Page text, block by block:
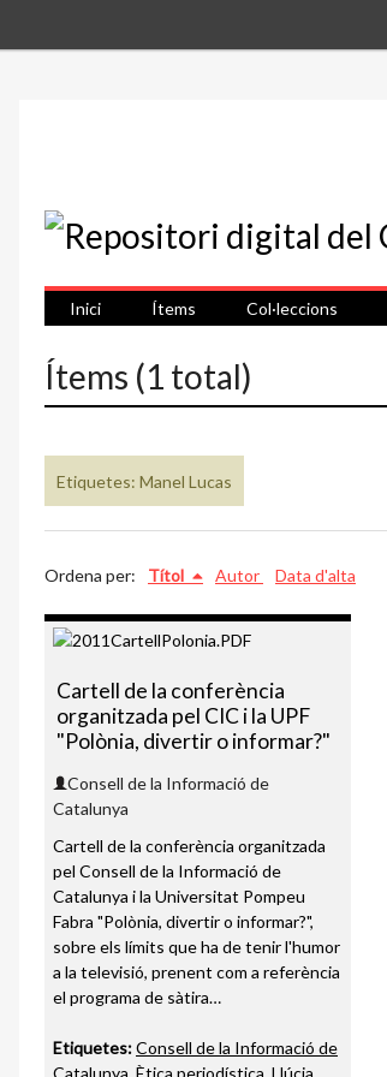
Inici Ítems Col·leccions
Ítems (1 total)
Etiquetes: Manel Lucas
Ordena per: Títol Autor Data d'alta
Cartell de la conferència
organitzada pel CIC i la UPF
"Polònia, divertir o informar?"
Consell de la Informació de
Catalunya
Cartell de la conferència organitzada
pel Consell de la Informació de
Catalunya i la Universitat Pompeu
Fabra "Polònia, divertir o informar?",
sobre els límits que ha de tenir l'humor
a la televisió, prenent com a referència
el programa de sàtira…
Etiquetes:Consell de la Informació de
Catalunya Ètica periodística Llúcia